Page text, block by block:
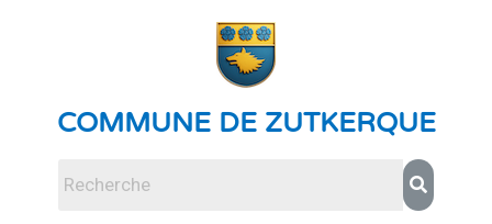
COMMUNE DE ZUTKERQUE